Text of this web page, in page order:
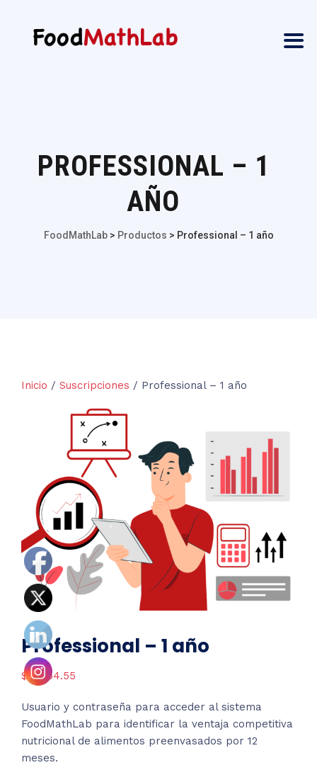
PROFESSIONAL – 1
AÑO
FoodMathLab> Productos > Professional – 1 año
Inicio / Suscripciones / Professional – 1 año
Professional – 1 año
$12,654.55
Usuario y contraseña para acceder al sistema
FoodMathLab para identificar la ventaja competitiva
nutricional de alimentos preenvasados por 12
meses.